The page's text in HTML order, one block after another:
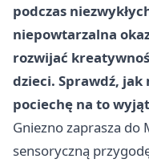
podczas
niepowtarzalna
rozwijać
dzieci. Sprawdź, jak
pociechę na to
Gnieznozaprasza do
sensoryczną